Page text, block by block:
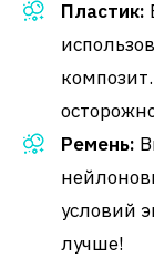
Пластик:
Ремень:
условий
лучше!